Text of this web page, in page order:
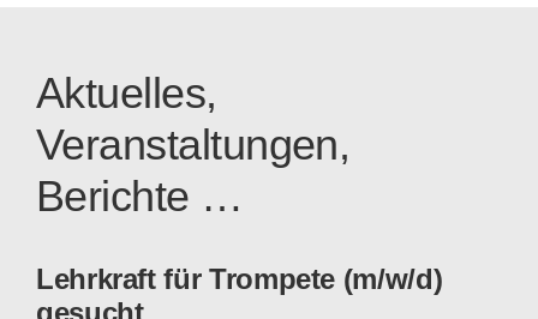
Aktuelles,
Veranstaltungen,
Berichte …
Lehrkraft für Trompete (m/w/d)
gesucht